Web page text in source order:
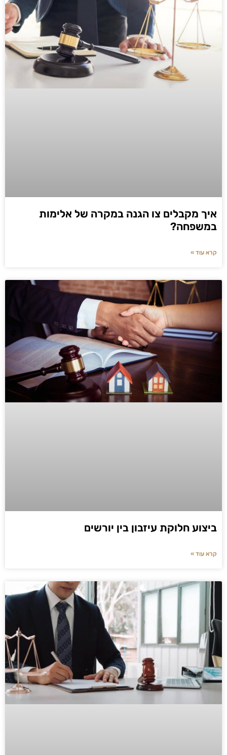
איך מקבלים צו הגנה במקרה של אלימות
במשפחה?
קרא עוד »
ביצוע חלוקת עיזבון בין יורשים
קרא עוד »